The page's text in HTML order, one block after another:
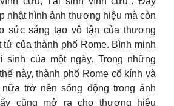
nhật hình ảnh thương hiệu mà còn
sức sáng tạo vô tận của thương
tử của thành phố Rome. Bình minh
sinh của một ngày. Trong những
này, thành phố Rome cổ kính và
trở nên sống động trong ánh
cũng mở ra cho thương hiệu